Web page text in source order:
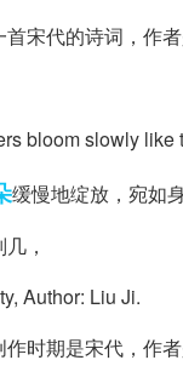
首宋代的诗词，作
bloom slowly
缓慢地绽放，宛如
，
Author: Liu Ji.
作时期是宋代，作者